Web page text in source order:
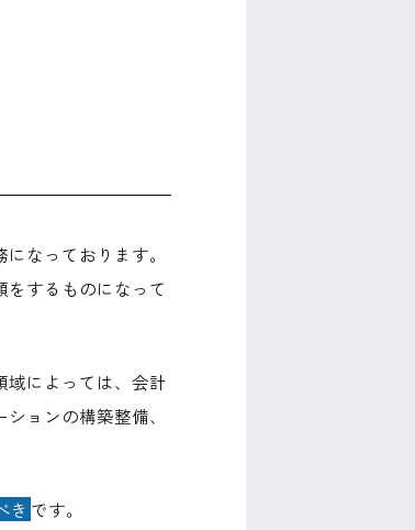
なっております。
するものになって
域によっては、会計
ョンの構築整備、
き です。